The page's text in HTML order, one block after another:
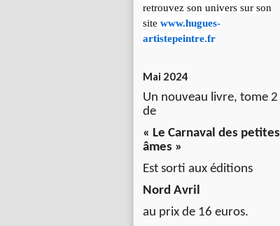
retrouvez son univers sur son
site www.hugues-
artistepeintre.fr
Mai 2024
Un nouveau livre, tome 2
de
« Le Carnaval des petites
âmes »
Est sorti aux éditions
Nord Avril
au prix de 16 euros.